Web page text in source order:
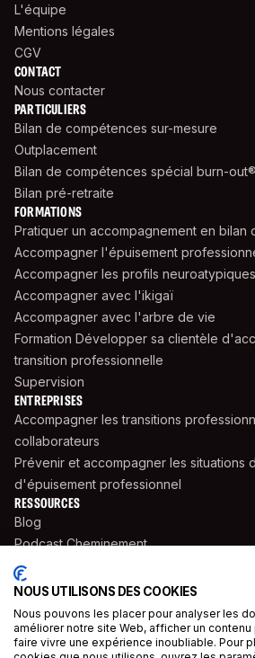
L'équipe
Mentions légales
CGV
CONTACT
Nous contacter
PARTICULIERS
Bilan de compétences sur-mesure
Outplacement
Bilan de compétences spécial burn-out®
Bilan pré-retraite
FORMATIONS
Pratiquer un accompagnement en bilan
Accompagner l'épuisement
Accompagner les profils neuroatypiques
Accompagner avec l'ikigaï
Accompagner avec l'arbre de vie
Formation Développer sa clientèle
transition professionnelle
Supervision
ENTREPRISES
Accompagner les transitions
collaborateurs
Prévenir et accompagner les situations
d'épuisement professionnel
RESSOURCES
Blog
Podcast Cheminement
Livres
Supports Pratiques
Cahiers Saisonniers
Témoignages
Presse
NOUS UTILISONS DES COOKIES
Nous pouvons les placer pour analyser les
améliorer notre site Web, afficher un
faire vivre une expérience inoubliable. Pour